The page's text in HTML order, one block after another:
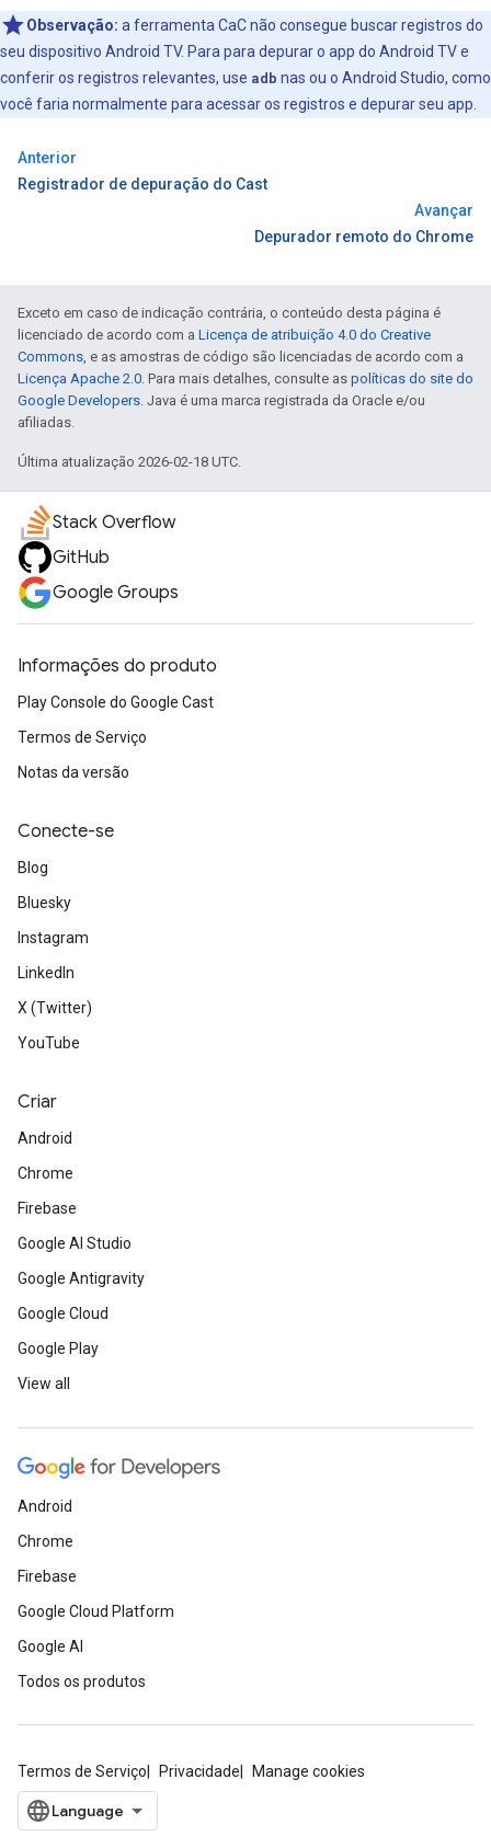
Observação: a ferramenta CaC não consegue buscar registros do
seu dispositivo Android TV. Para para depurar o app do Android TV e
conferir os registros relevantes, use adb nas ou o Android Studio, como
você faria normalmente para acessar os registros e depurar seu app.
Anterior
Registrador de depuração do Cast
Avançar
Depurador remoto do Chrome
Exceto em caso de indicação contrária, o conteúdo desta página é
licenciado de acordo com a Licença de atribuição 4.0 do Creative
Commons , e as amostras de código são licenciadas de acordo com a
Licença Apache 2.0 . Para mais detalhes, consulte as políticas do site do
Google Developers . Java é uma marca registrada da Oracle e/ou
afiliadas.
Última atualização 2026-02-18 UTC.
Stack Overflow
GitHub
Google Groups
Informações do produto
Play Console do Google Cast
Termos de Serviço
Notas da versão
Conecte-se
Blog
Bluesky
Instagram
LinkedIn
X (Twitter)
YouTube
Criar
Android
Chrome
Firebase
Google AI Studio
Google Antigravity
Google Cloud
Google Play
View all
Android
Chrome
Firebase
Google Cloud Platform
Google AI
Todos os produtos
Termos de Serviço Privacidade Manage cookies